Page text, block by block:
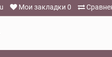
Мои закладки 0